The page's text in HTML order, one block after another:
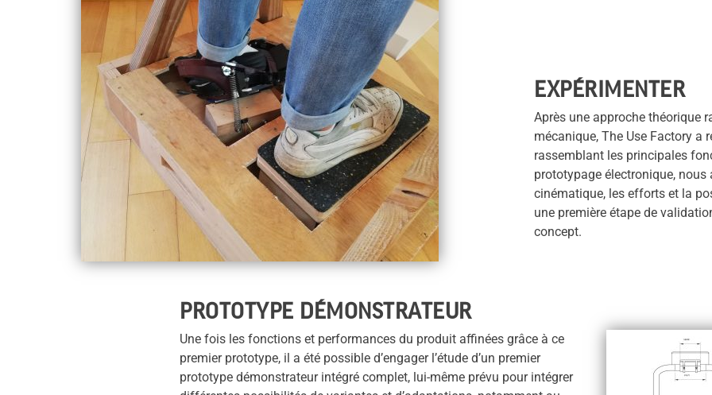
EXPÉRIMENTER
Après une approche théorique
mécanique, The Use Factory a
rassemblant les principales
prototypage électronique, nous
cinématique, les efforts et la
une première étape de
concept.
PROTOTYPE DÉMONSTRATEUR
Une fois les fonctions et performances du produit affinées grâce à ce
premier prototype, il a été possible d’engager l’étude d’un premier
prototype démonstrateur intégré complet, lui-même prévu pour intégrer